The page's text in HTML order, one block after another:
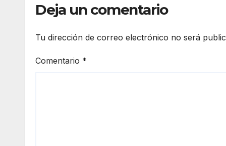
Deja un comentario
Tu dirección de correo electrónico no será
Comentario *